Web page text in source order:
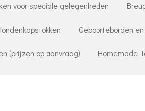
voor speciale gelegenheden
Geboorteborden
(prijzen op aanvraag) Homemade